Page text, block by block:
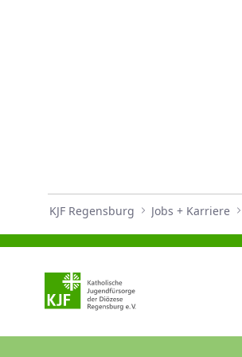
KJF Regensburg Jobs + Karriere